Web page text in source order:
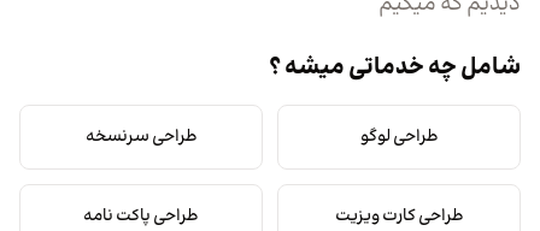
شامل چه خدماتی میشه ؟
طراحی لوگو طراحی سرنسخه
طراحی کارت ویزیت طراحی پاکت نامه